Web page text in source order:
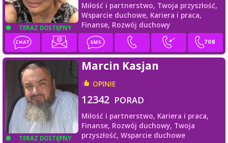
TERAZ DOSTĘPNY
Miłość i partnerstwo, Twoja przyszłość,
Wsparcie duchowe, Kariera i praca,
Finanse, Rozwój duchowy
TERAZ DOSTĘPNY
Marcin Kasjan
OPINIE
12342 PORAD
Miłość i partnerstwo, Kariera i praca,
Finanse, Rozwój duchowy, Twoja
przyszłość, Wsparcie duchowe